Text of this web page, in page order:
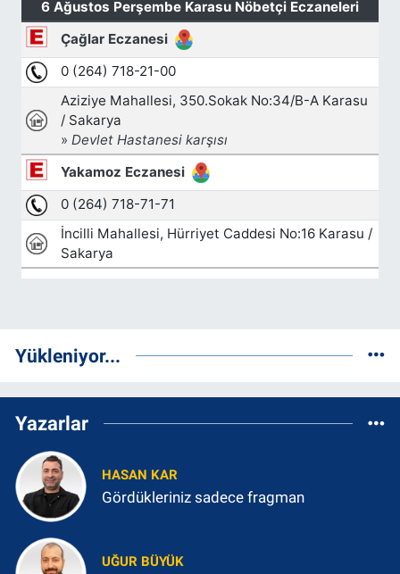
Yükleniyor...
Yazarlar
HASAN KAR
Gördükleriniz sadece fragman
UĞUR BÜYÜK